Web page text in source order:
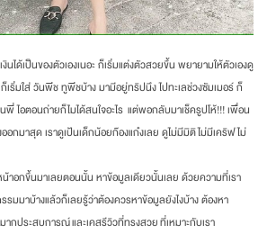
ด้เป็นของตัวเองเนอะ ก็เริ่มแต่งตัวสวยขึ้น พยายามให้ตัวเองดู
เริ่มใส่ วันพีช ทูพีชบ้าง มามีอยู่ทริปนึง ไปทะเลช่วงซัมเมอร์ ก็
ไอตอนถ่ายก็ไมได้สนใจอะไร แต่พอกลับมาเช็ครูปโห้!!! เพื่อน
กมาสุด เราดูเป้นเด็กน้อยก๊องแก๋งเลย ดูไม่มีมิติ ไม่มีเคริฟ ไม่
กขึ้นมาเลยตอนนั้น หาข้อมูลเดียวนั้นเลย ด้วยความที่เรา
มาบ้างแล้วก็เลยรู้ว่าต้องควรหาข้อมูลยังไงบ้าง ต้องหา
กประสบการณ์ และเคสรีวิวที่ทรงสวย ที่เหมาะกับเรา